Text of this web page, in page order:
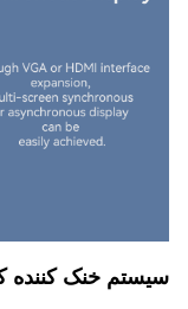
سیستم خنک کننده